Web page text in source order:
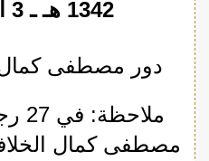
1342 هـ ـ 3 آذار 1924م.
دور مصطفى كمال
مصطفى كمال